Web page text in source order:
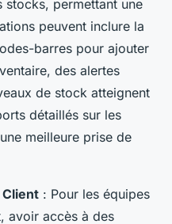
stocks, permettant une
peuvent inclure la
barres pour ajouter
des alertes
de stock atteignent
détaillés sur les
meilleure prise de
: Pour les équipes
avoir accès à des